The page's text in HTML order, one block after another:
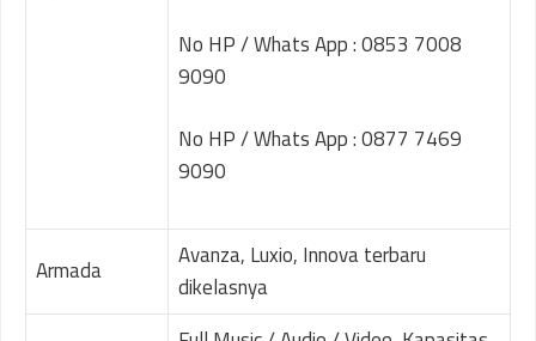
No HP / Whats App : 0853 7008
9090
No HP / Whats App : 0877 7469
9090
Armada
Avanza, Luxio, Innova terbaru
dikelasnya